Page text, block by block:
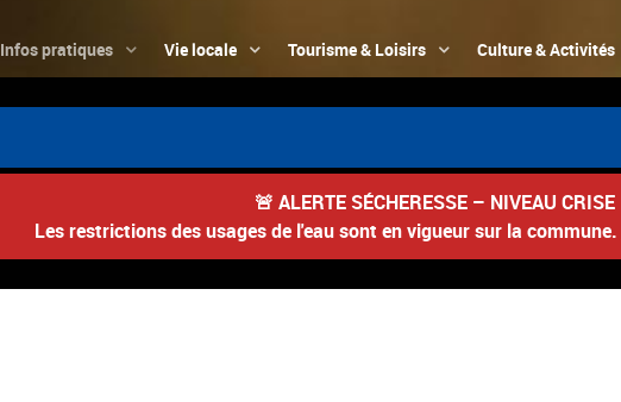
Infos pratiques Vie locale Tourisme & Loisirs Culture & Activités
🚨 ALERTE SÉCHERESSE – NIVEAU CRISE
Les restrictions des usages de l'eau sont en vigueur sur la commune.